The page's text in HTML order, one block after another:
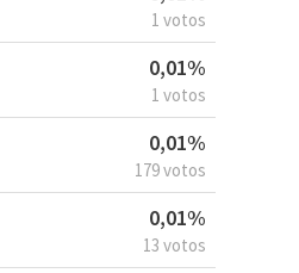
1 votos
0,01%
1 votos
0,01%
179 votos
0,01%
13 votos